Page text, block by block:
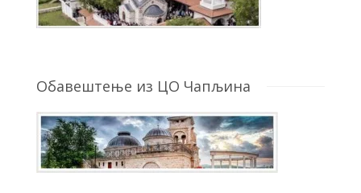
Обавештење из ЦО Чапљина